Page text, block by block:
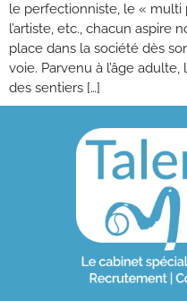
le perfectionniste, le «
l’artiste, etc., chacun aspire
place dans la société dès
voie. Parvenu à l’âge
des sentiers […]